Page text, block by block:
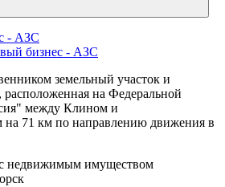
бизнес - АЗС
земельный участок и
на Федеральной
между Клином и
на 71 км по направлению движения в
недвижимым имуществом